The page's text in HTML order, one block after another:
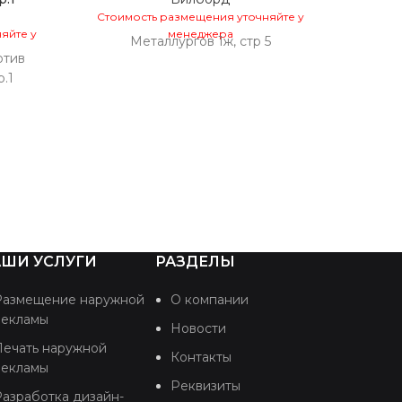
у
Стоимость размещения уточняйте у
менеджера
Металлургов 1ж, стр 5
УСЛУГИ
наружной
наружной
дизайн-
РАЗДЕЛЫ
О компании
Новости
Контакты
Реквизиты